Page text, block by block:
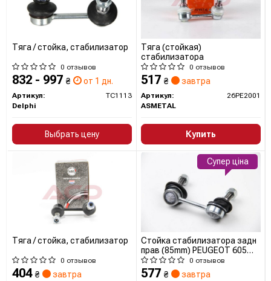
Тяга / стойка, стабилизатор
0 отзывов
832 - 997 ₴ от 1 дн.
Артикул:
TC1113
Delphi
Выбрать цену
Тяга (стойкая)
стабилизатора
0 отзывов
517 ₴ завтра
Артикул:
26PE2001
ASMETAL
Купить
Тяга / стойка, стабилизатор
0 отзывов
404 ₴ завтра
Стойка стабилизатора задн
прав (85mm) PEUGEOT 605
(6B) (-99), 607 (9D, 9U) (00-)
(96-03038) AYD
0 отзывов
577 ₴ завтра
Супер ціна